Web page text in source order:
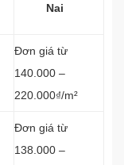
Nai
Đơn giá từ
140.000 –
220.000₫/m²
Đơn giá từ
138.000 –